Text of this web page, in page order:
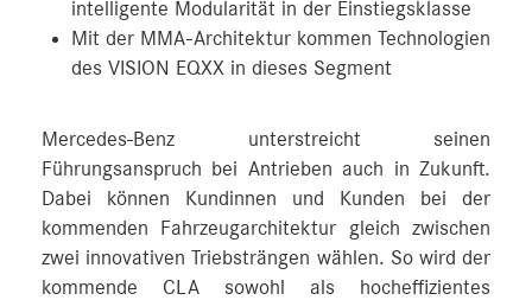
intelligente Modularität in der Einstiegsklasse
Mit der MMA-Architektur kommen Technologien
des VISION EQXX in dieses Segment
Mercedes-Benz unterstreicht seinen
Führungsanspruch bei Antrieben auch in Zukunft.
Dabei können Kundinnen und Kunden bei der
kommenden Fahrzeugarchitektur gleich zwischen
zwei innovativen Triebsträngen wählen. So wird der
kommende CLA sowohl als hocheffizientes